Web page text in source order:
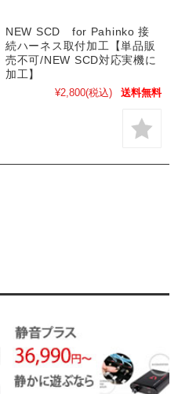
NEW SCD for Pahinko 接
続ハーネス取付加工【単品販
売不可/NEW SCD対応実機に
加工】
¥2,800(税込) 送料無料